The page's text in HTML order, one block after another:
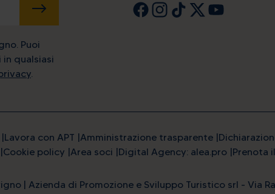
INVIA
Puoi
in qualsiasi
.
Lavora con APT Amministrazione trasparente
Cookie policy Area soci Digital Agency: alea.pro Prenota
| Azienda di Promozione e Sviluppo Turistico srl - Via